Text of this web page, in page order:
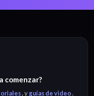
comenzar?
, yguías de video.